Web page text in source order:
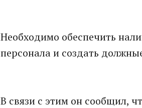
Необходимо обеспечить
персонала и создать
В связи с этим он сообщил,